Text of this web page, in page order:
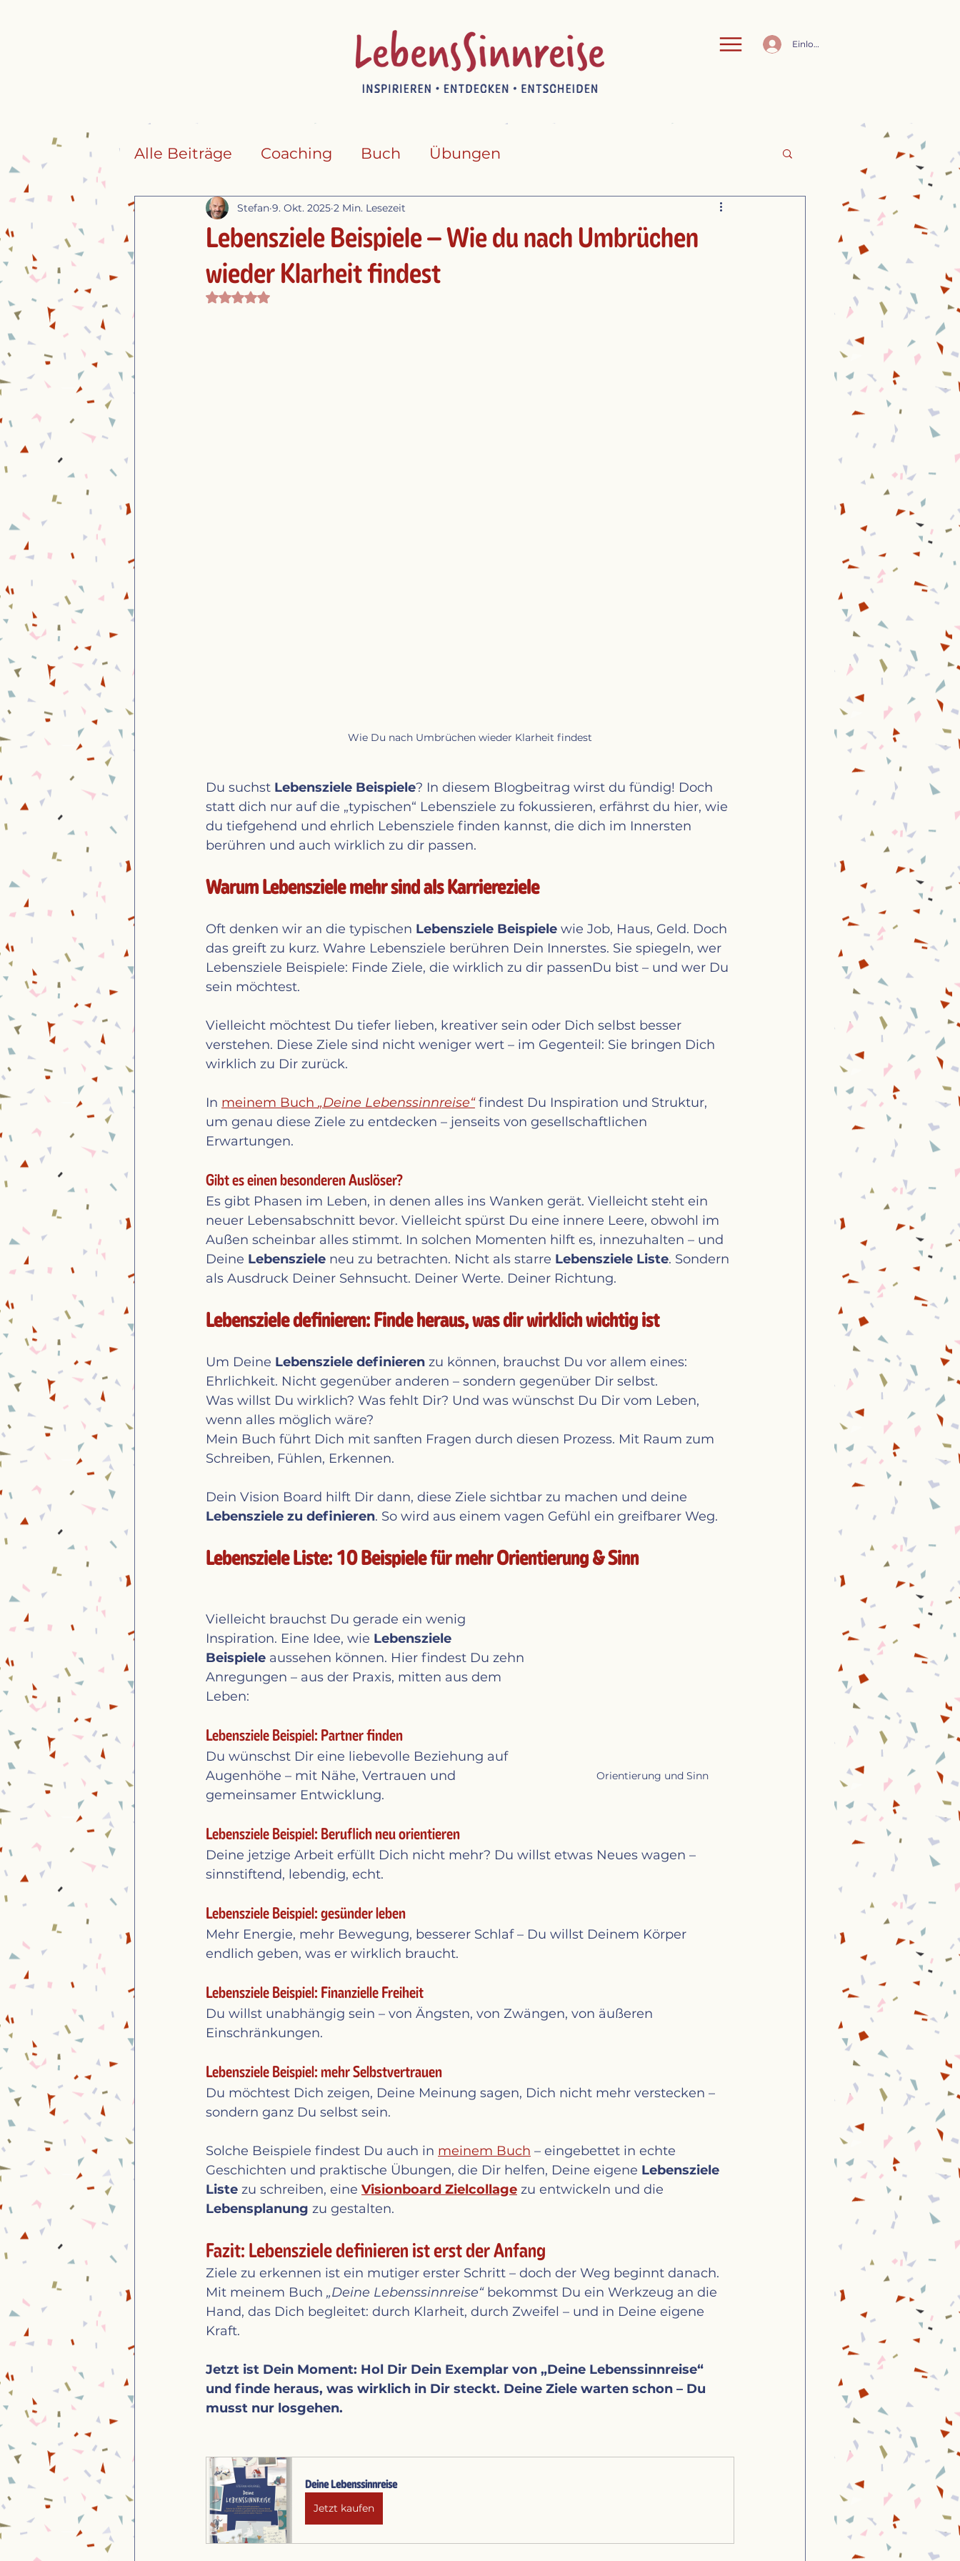
Einloggen
Alle Beiträge Coaching Buch Übungen
Lebensziele Beispiele – Wie du nach Umbrüchen
wieder Klarheit findest
Stefan 9. Okt. 2025 2 Min. Lesezeit
Mit NaN von 5 Sternen bewertet.
Wie Du nach Umbrüchen wieder Klarheit findest
Du suchst Lebensziele Beispiele? In diesem Blogbeitrag wirst du fündig! Doch
statt dich nur auf die „typischen“ Lebensziele zu fokussieren, erfährst du hier, wie
du tiefgehend und ehrlich Lebensziele finden kannst, die dich im Innersten
berühren und auch wirklich zu dir passen.
Warum Lebensziele mehr sind als Karriereziele
Oft denken wir an die typischen Lebensziele Beispiele wie Job, Haus, Geld. Doch
das greift zu kurz. Wahre Lebensziele berühren Dein Innerstes. Sie spiegeln, wer
Lebensziele Beispiele: Finde Ziele, die wirklich zu dir passenDu bist – und wer Du
sein möchtest.
Vielleicht möchtest Du tiefer lieben, kreativer sein oder Dich selbst besser
verstehen. Diese Ziele sind nicht weniger wert – im Gegenteil: Sie bringen Dich
wirklich zu Dir zurück.
In meinem Buch „Deine Lebenssinnreise“ findest Du Inspiration und Struktur,
um genau diese Ziele zu entdecken – jenseits von gesellschaftlichen
Erwartungen.
Gibt es einen besonderen Auslöser?
Es gibt Phasen im Leben, in denen alles ins Wanken gerät. Vielleicht steht ein
neuer Lebensabschnitt bevor. Vielleicht spürst Du eine innere Leere, obwohl im
Außen scheinbar alles stimmt. In solchen Momenten hilft es, innezuhalten – und
Deine Lebensziele neu zu betrachten. Nicht als starre Lebensziele Liste. Sondern
als Ausdruck Deiner Sehnsucht. Deiner Werte. Deiner Richtung.
Lebensziele definieren: Finde heraus, was dir wirklich wichtig ist
Um Deine Lebensziele definieren zu können, brauchst Du vor allem eines:
Ehrlichkeit. Nicht gegenüber anderen – sondern gegenüber Dir selbst.
Was willst Du wirklich? Was fehlt Dir? Und was wünschst Du Dir vom Leben,
wenn alles möglich wäre?
Mein Buch führt Dich mit sanften Fragen durch diesen Prozess. Mit Raum zum
Schreiben, Fühlen, Erkennen.
Dein Vision Board hilft Dir dann, diese Ziele sichtbar zu machen und deine
Lebensziele zu definieren. So wird aus einem vagen Gefühl ein greifbarer Weg.
Lebensziele Liste: 10 Beispiele für mehr Orientierung & Sinn
Orientierung und Sinn
Vielleicht brauchst Du gerade ein wenig
Inspiration. Eine Idee, wie Lebensziele
Beispiele aussehen können. Hier findest Du zehn
Anregungen – aus der Praxis, mitten aus dem
Leben:
Lebensziele Beispiel: Partner finden
Du wünschst Dir eine liebevolle Beziehung auf
Augenhöhe – mit Nähe, Vertrauen und
gemeinsamer Entwicklung.
Lebensziele Beispiel: Beruflich neu orientieren
Deine jetzige Arbeit erfüllt Dich nicht mehr? Du willst etwas Neues wagen –
sinnstiftend, lebendig, echt.
Lebensziele Beispiel: gesünder leben
Mehr Energie, mehr Bewegung, besserer Schlaf – Du willst Deinem Körper
endlich geben, was er wirklich braucht.
Lebensziele Beispiel: Finanzielle Freiheit
Du willst unabhängig sein – von Ängsten, von Zwängen, von äußeren
Einschränkungen.
Lebensziele Beispiel: mehr Selbstvertrauen
Du möchtest Dich zeigen, Deine Meinung sagen, Dich nicht mehr verstecken –
sondern ganz Du selbst sein.
Solche Beispiele findest Du auch in meinem Buch – eingebettet in echte
Geschichten und praktische Übungen, die Dir helfen, Deine eigene Lebensziele
Liste zu schreiben, eine Visionboard Zielcollage zu entwickeln und die
Lebensplanung zu gestalten.
Fazit: Lebensziele definieren ist erst der Anfang
Ziele zu erkennen ist ein mutiger erster Schritt – doch der Weg beginnt danach.
Mit meinem Buch „Deine Lebenssinnreise“ bekommst Du ein Werkzeug an die
Hand, das Dich begleitet: durch Klarheit, durch Zweifel – und in Deine eigene
Kraft.
Jetzt ist Dein Moment: Hol Dir Dein Exemplar von „Deine Lebenssinnreise“
und finde heraus, was wirklich in Dir steckt. Deine Ziele warten schon – Du
musst nur losgehen.
Deine Lebenssinnreise
Jetzt kaufen